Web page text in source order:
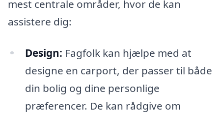
mest centrale områder, hvor de kan
assistere dig:
Design: Fagfolk kan hjælpe med at
designe en carport, der passer til både
din bolig og dine personlige
præferencer. De kan rådgive om